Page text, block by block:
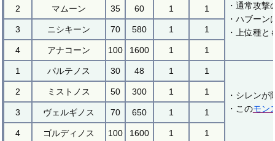
・通常攻撃
・ハブー
・上位種と
2 マムーン 35 60 1 1
3 ニシキーン 70 580 1 1
4 アナコーン 100 1600 1 1
1 パルテノス 30 48 1 1
・シレン
・このモン
2 ミストノス 50 300 1 1
3 ヴェルギノス 70 650 1 1
4 ゴルディノス 100 1600 1 1